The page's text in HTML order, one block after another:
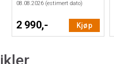
08.08.2026 (estimert dato)
2 990,- Kjøp